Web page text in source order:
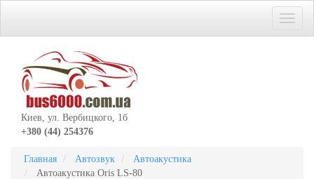
Киев, ул. Вербицкого, 1б
+380 (44) 254376
Главная Автозвук
Автоакустика
Автоакустика Oris LS-80